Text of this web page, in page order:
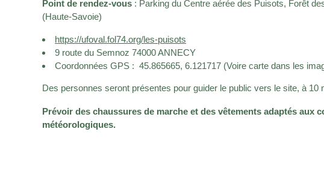
Point de rendez-vous : Parking du Centre aérée des Puisots, Forêt
(Haute-Savoie)
https://ufoval.fol74.org/les-puisots
9 route du Semnoz 74000 ANNECY
Coordonnées GPS : 45.865665, 6.121717 (Voire carte dans les
Des personnes seront présentes pour guider le public vers le site, à 10
Prévoir des chaussures de marche et des vêtements adaptés aux
météorologiques.